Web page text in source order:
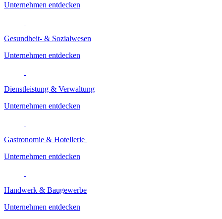
Unternehmen entdecken
Gesundheit- & Sozialwesen
Unternehmen entdecken
Dienstleistung & Verwaltung
Unternehmen entdecken
Gastronomie & Hotellerie
Unternehmen entdecken
Handwerk & Baugewerbe
Unternehmen entdecken